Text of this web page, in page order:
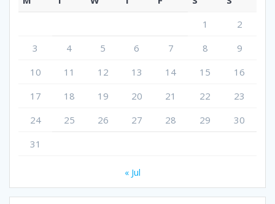
1
2
3
4 5 6 7 8
9
10
11 12 13 14 15
16
17
18 19 20 21 22
23
24
25 26 27 28 29
30
31
« Jul